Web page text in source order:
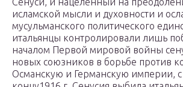
исламской мысли и духовности и
мусульманского политического
итальянцы контролировали лишь
началом Первой мировой войны
новых союзников в борьбе против
Османскую и Германскую империи,